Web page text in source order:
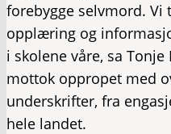
forebygge selvmord. Vi
opplæring og
i skolene våre, sa
mottok oppropet med
underskrifter, fra
hele landet.